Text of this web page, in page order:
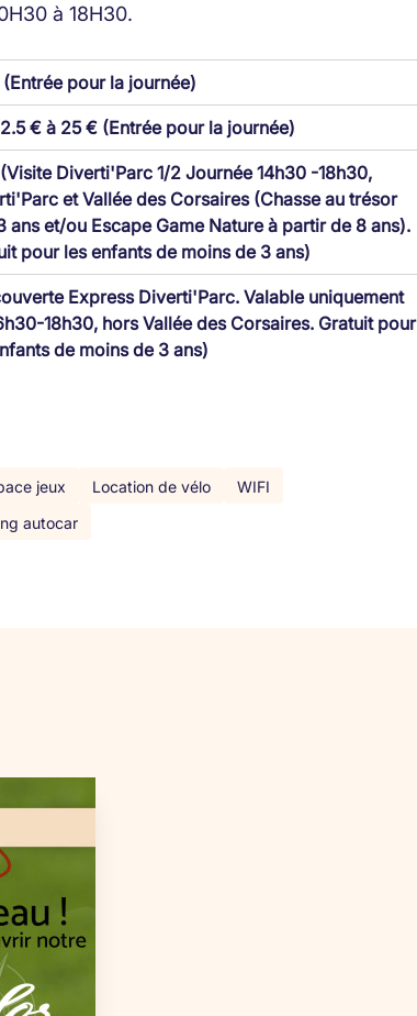
à 18H30.
pour la journée)
€ à 25 € (Entrée pour la journée)
Diverti'Parc 1/2 Journée 14h30 -18h30,
et Vallée des Corsaires (Chasse au trésor
ans et/ou Escape Game Nature à partir de 8 ans).
pour les enfants de moins de 3 ans)
Express Diverti'Parc. Valable uniquement
18h30, hors Vallée des Corsaires. Gratuit pour
de moins de 3 ans)
jeux Location de vélo
WIFI
autocar